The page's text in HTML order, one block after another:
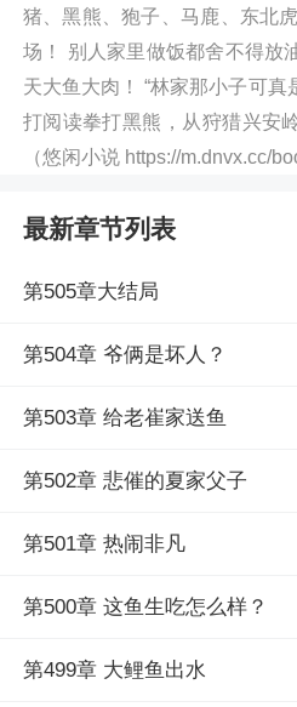
猪、黑熊、狍子、马鹿、东北
场！ 别人家里做饭都舍不得放
天大鱼大肉！ “林家那小子可
打阅读拳打黑熊，从狩猎兴安
（悠闲小说 https://m.dnvx.cc/
最新章节列表
第505章大结局
第504章 爷俩是坏人？
第503章 给老崔家送鱼
第502章 悲催的夏家父子
第501章 热闹非凡
第500章 这鱼生吃怎么样？
第499章 大鲤鱼出水